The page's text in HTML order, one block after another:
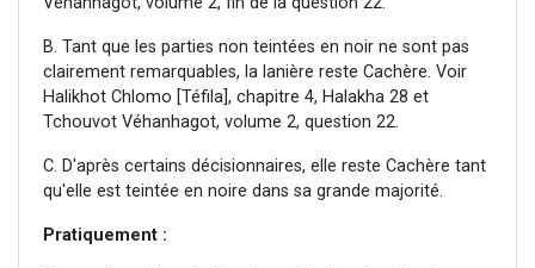
B. Tant que les parties non teintées en noir ne sont pas
clairement remarquables, la lanière reste Cachère. Voir
Halikhot Chlomo [Téfila], chapitre 4, Halakha 28 et
Tchouvot Véhanhagot, volume 2, question 22.
C. D'après certains décisionnaires, elle reste Cachère tant
qu'elle est teintée en noire dans sa grande majorité.
Pratiquement :